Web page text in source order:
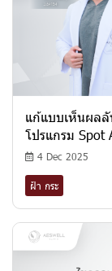
แก้แบบเห็นผล
โปรแกรม Spot
4 Dec 2025
ฝ้า กระ